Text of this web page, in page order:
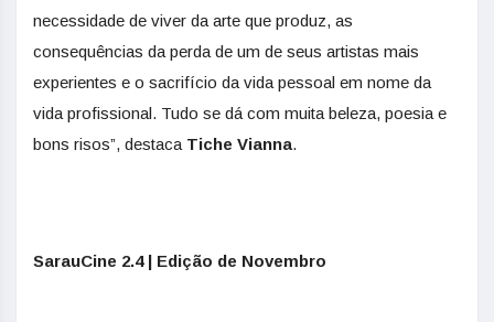
necessidade de viver da arte que produz, as
consequências da perda de um de seus artistas mais
experientes e o sacrifício da vida pessoal em nome da
vida profissional. Tudo se dá com muita beleza, poesia e
bons risos”, destaca Tiche Vianna.
SarauCine 2.4 | Edição de Novembro